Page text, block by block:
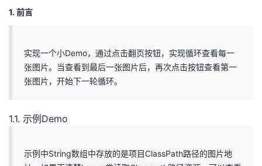
主
的
我
的
我
1. 前言
实现一个小Demo，通过点击翻页按钮，实现循环查看每一
张图片。当查看到最后一张图片后，再次点击按钮查看第一
张图片，开始下一轮循环。
1.1. 示例Demo
示例中String数组中存放的是项目ClassPath路径的图片地